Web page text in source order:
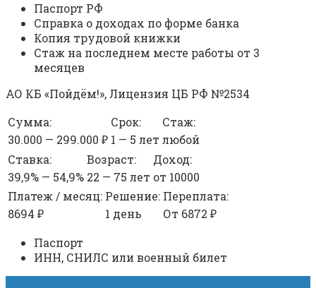
Паспорт РФ
Справка о доходах по форме банка
Копия трудовой книжки
Стаж на последнем месте работы от 3
месяцев
АО КБ «Пойдём!», Лицензия ЦБ РФ №2534
Сумма:
Срок:
Стаж:
30.000 — 299.000 ₽ 1 — 5 лет любой
Ставка:
Возраст:
Доход:
39,9% — 54,9% 22 — 75 лет от 10000
Платеж / месяц: Решение: Переплата:
8694 ₽
1 день
От 6872 ₽
Паспорт
ИНН, СНИЛС или военный билет